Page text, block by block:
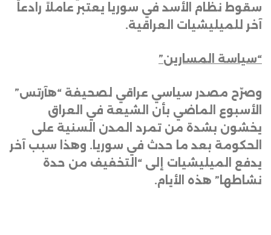
سقوط نظام الأسد في سوريا يعتبر عاملاً رادعاً
آخر للميليشيات العراقية.
“سياسة المسارين”
وصرّح مصدر سياسي عراقي لصحيفة “هآرتس”
الأسبوع الماضي بأن الشيعة في العراق
يخشون بشدة من تمرد المدن السنية على
الحكومة بعد ما حدث في سوريا. وهذا سبب آخر
يدفع الميليشيات إلى “التخفيف من حدة
نشاطها” هذه الأيام.